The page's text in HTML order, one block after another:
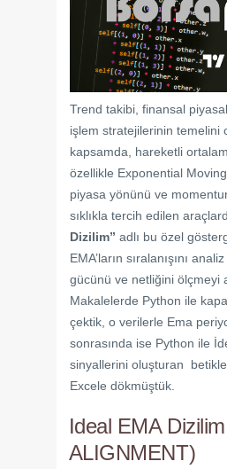
Trend takibi, finansal
işlem stratejilerinin temelini
kapsamda, hareketli
özellikle Exponential
piyasa yönünü ve
sıklıkla tercih edilen
Dizilim” adlı bu özel
EMA’ların sıralanışını
gücünü ve netliğini ölçmeyi
Makalelerde Python ile
çektik, o verilerle Ema
sonrasında ise Python ile
sinyallerini oluşturan
Excele dökmüştük.
Ideal EMA
ALIGNMENT)